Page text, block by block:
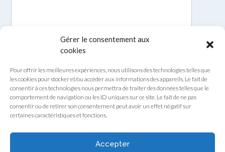
Gérer le consentement aux
cookies
Pour offrir les meilleures expériences, nous utilisons des technologies telles que
les cookies pour stocker et/ou accéder aux informations des appareils. Le fait de
consentir à ces technologies nous permettra de traiter des données telles que le
comportement de navigation ou les ID uniques sur ce site. Le fait de ne pas
consentir ou de retirer son consentement peut avoir un effet négatif sur
certaines caractéristiques et fonctions.
Accepter